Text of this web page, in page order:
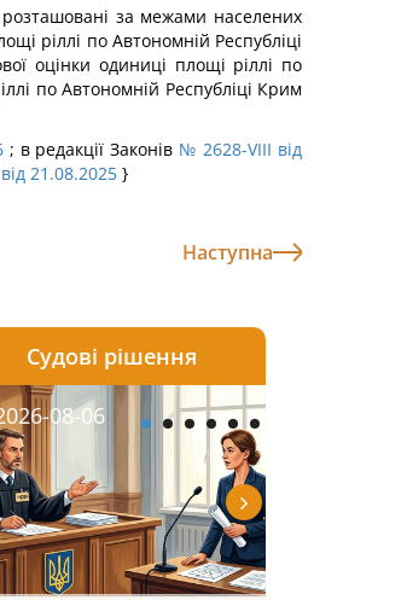
за межами населених
ріллі по Автономній Республіці
оцінки одиниці площі ріллі по
по Автономній Республіці Крим
; в редакції Законів № 2628-VIII від
21.08.2025 }
Наступна
2026-08-04
03 2026-08-03
08-06 2026-08-05
Судові рішення
08-06